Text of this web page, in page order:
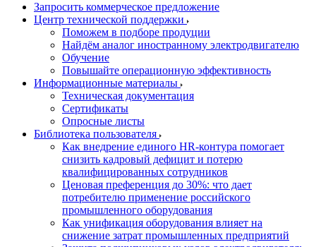
Запросить коммерческое предложение
Центр технической поддержки
Поможем в подборе продуции
Найдём аналог иностранному электродвигателю
Обучение
Повышайте операционную эффективность
Информационные материалы
Техническая документация
Сертификаты
Опросные листы
Библиотека пользователя
Как внедрение единого HR-контура помогает
снизить кадровый дефицит и потерю
квалифицированных сотрудников
Ценовая преференция до 30%: что дает
потребителю применение российского
промышленного оборудования
Как унификация оборудования влияет на
снижение затрат промышленных предприятий